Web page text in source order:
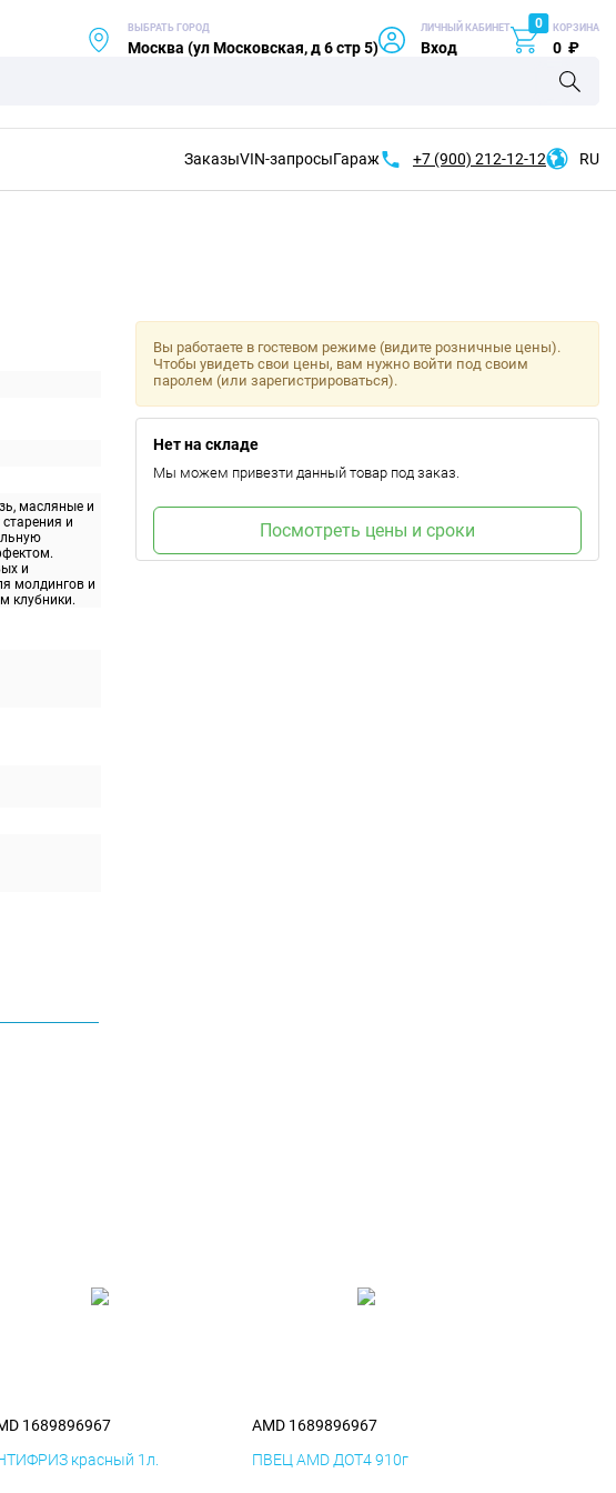
ВЫБРАТЬ ГОРОД
Москва (ул Московская, д 6 стр 5)
ЛИЧНЫЙ КАБИНЕТ
Вход
0 КОРЗИНА
0 ₽
ЗаказыVIN-запросыГараж +7 (900) 212-12-12 RU
масляные и
и
и
молдингов и
клубники.
Вы работаете в гостевом режиме (видите розничные цены).
Чтобы увидеть свои цены, вам нужно войти под своим
паролем (или зарегистрироваться).
Нет на складе
Мы можем привезти данный товар под заказ.
Посмотреть цены и сроки
1689896967
красный 1л.
AMD 1689896967
ПВЕЦ AMD ДОТ4 910г